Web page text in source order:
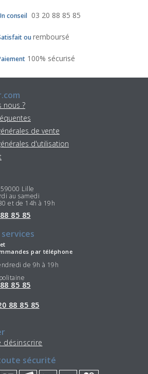
conseil 03 20 88 85 85
ou remboursé
100% sécurisé
nous ?
de vente
d'utilisation
Lille
au samedi
et de 14h à 19h
85 85
par téléphone
de 9h à 19h
85 85
88 85 85
désinscrire
sécurité